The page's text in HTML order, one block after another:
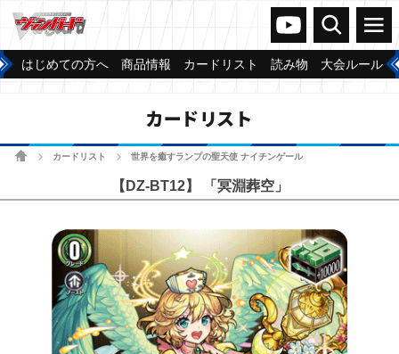
ヴァンガードch
検索 メニュー
はじめての方へ 商品情報 カードリスト 読み物 大会ルール
カードリスト
ホームカードリスト 世界を癒すランプの聖天使 ナイチンゲール
【DZ-BT12】 「冥淵葬空」